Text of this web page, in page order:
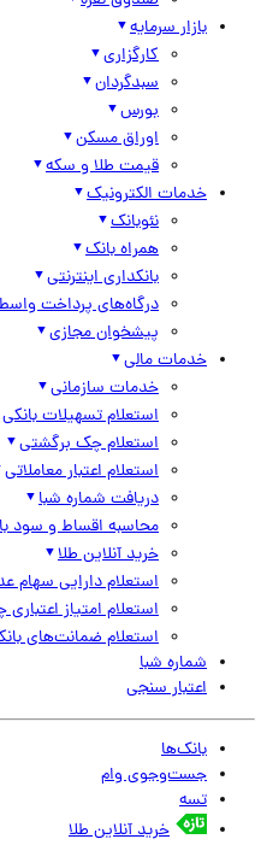
بازار سرمایه
کارگزاری
سبدگردان
بورس
اوراق مسکن
قیمت طلا و سکه
خدمات الکترونیک
نئوبانک
همراه بانک
بانکداری اینترنتی
درگاه‌های پرداخت واسط
پیشخوان مجازی
خدمات مالی
خدمات سازمانی
استعلام تسهیلات بانکی
استعلام چک برگشتی
استعلام اعتبار معاملاتی
دریافت شماره شبا
محاسبه اقساط و سود بانکی
خرید آنلاین طلا
استعلام دارایی سهام عدالت
استعلام امتیاز اعتباری چک
استعلام ضمانت‌های بانکی
شماره شبا
اعتبار سنجی
بانک‌ها
جست‌وجوی وام
تسه
خرید آنلاین طلا